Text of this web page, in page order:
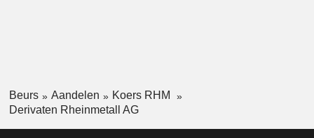
Beurs Aandelen
Koers RHM
Derivaten Rheinmetall AG